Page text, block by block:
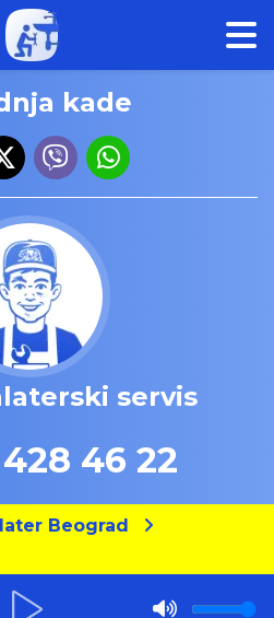
kade
servis
46 22
Beograd